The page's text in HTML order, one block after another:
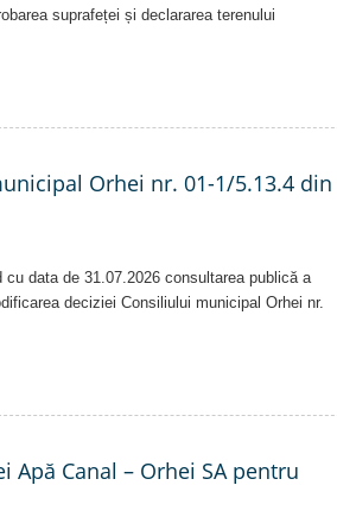
suprafeței și declararea terenului
Orhei nr. 01-1/5.13.4 din
data de 31.07.2026 consultarea publică a
deciziei Consiliului municipal Orhei nr.
Canal – Orhei SA pentru